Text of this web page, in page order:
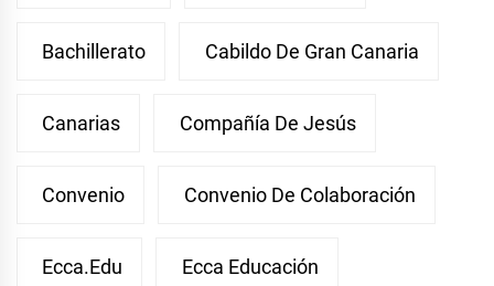
Bachillerato Cabildo De Gran Canaria
Canarias Compañía De Jesús
Convenio Convenio De Colaboración
Ecca.edu Ecca Educación